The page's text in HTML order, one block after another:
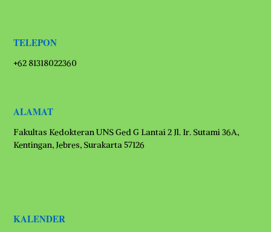
TELEPON
+62 81318022360
ALAMAT
Fakultas Kedokteran UNS Ged G Lantai 2 Jl. Ir. Sutami 36A,
Kentingan, Jebres, Surakarta 57126
KALENDER